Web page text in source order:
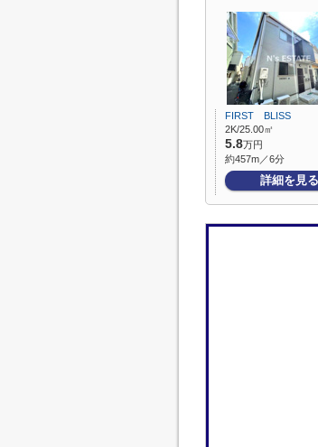
FIRST BLISS
2K/25.00㎡
5.8万円
約457m／6分
詳細を見る